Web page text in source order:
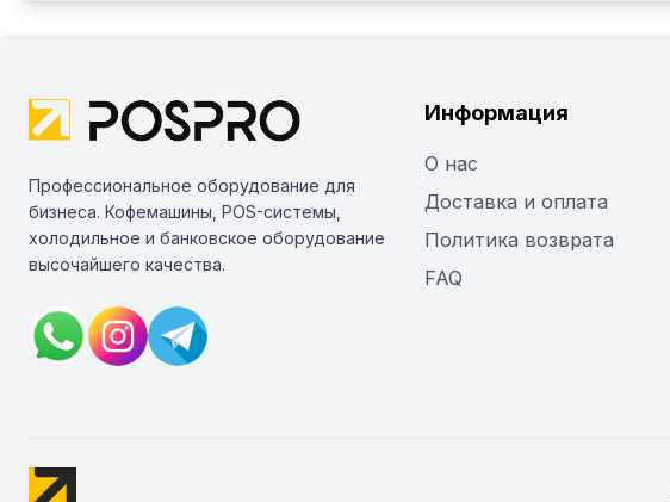
Профессиональное оборудование для
бизнеса. Кофемашины, POS-системы,
холодильное и банковское оборудование
высочайшего качества.
Информация
О нас
Доставка и оплата
Политика возврата
FAQ